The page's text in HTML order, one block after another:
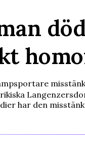
har den